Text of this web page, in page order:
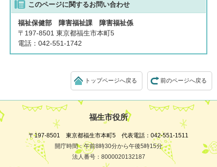
このページに関するお問い合わせ
福祉保健部 障害福祉課 障害福祉係
〒197-8501 東京都福生市本町5
電話：042-551-1742
前のページへ戻る
トップページへ戻る
福生市役所
〒197-8501 東京都福生市本町5 代表電話：042-551-1511
開庁時間：午前8時30分から午後5時15分
法人番号：8000020132187